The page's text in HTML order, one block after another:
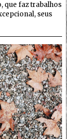
que faz trabalhos
seus